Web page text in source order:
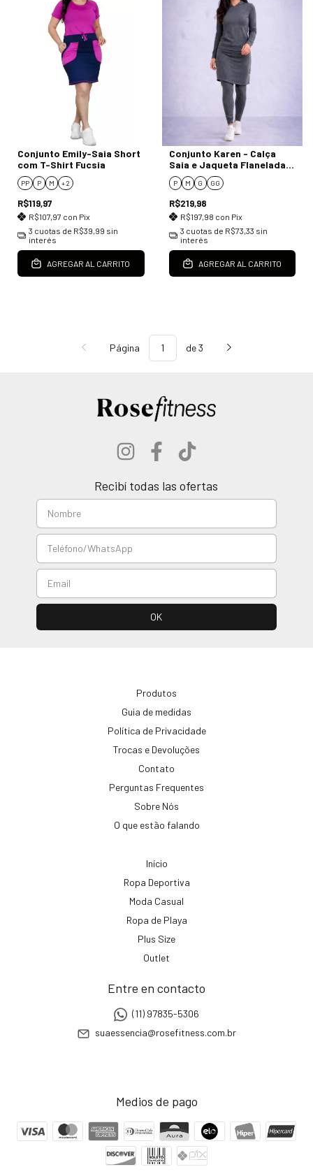
Conjunto Emily-Saia Short
com T-Shirt Fucsia
PP P M + 2
R$119,97
R$107,97 con Pix
3 cuotas de R$39,99 sin
interés
AGREGAR AL CARRITO
Conjunto Karen - Calça
Saia e Jaqueta Flanelada
cinza
P M G GG
R$219,98
R$197,98 con Pix
3 cuotas de R$73,33 sin
interés
AGREGAR AL CARRITO
Página de 3
Recibí todas las ofertas
Produtos
Guia de medidas
Política de Privacidade
Trocas e Devoluções
Contato
Perguntas Frequentes
Sobre Nós
O que estão falando
Início
Ropa Deportiva
Moda Casual
Ropa de Playa
Plus Size
Outlet
Entre en contacto
(11) 97835-5306
suaessencia@rosefitness.com.br
Medios de pago